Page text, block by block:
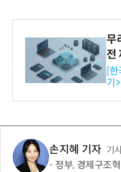
무
전
공
확대
[한
기>
손지혜 기자 기
정부, 경제구조혁신 본격